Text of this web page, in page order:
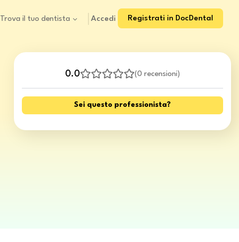
Trova il tuo dentista Accedi Registrati in DocDental
0.0 (0 recensioni)
Sei questo professionista?